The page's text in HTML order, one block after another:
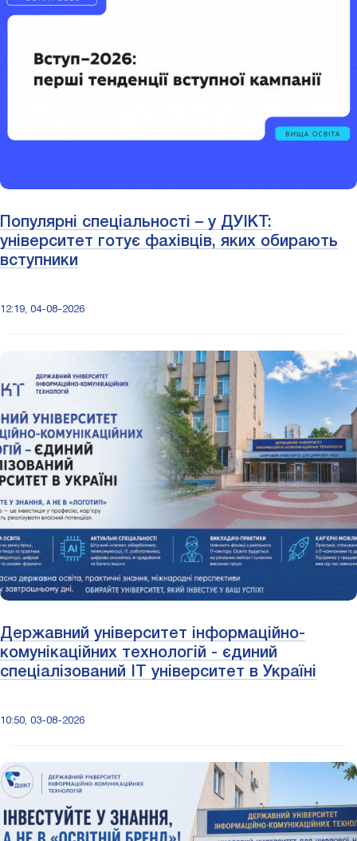
Популярні спеціальності – у ДУІКТ:
університет готує фахівців, яких обирають
вступники
12:19, 04-08-2026
Державний університет інформаційно-
комунікаційних технологій - єдиний
спеціалізований IT університет в Україні
10:50, 03-08-2026